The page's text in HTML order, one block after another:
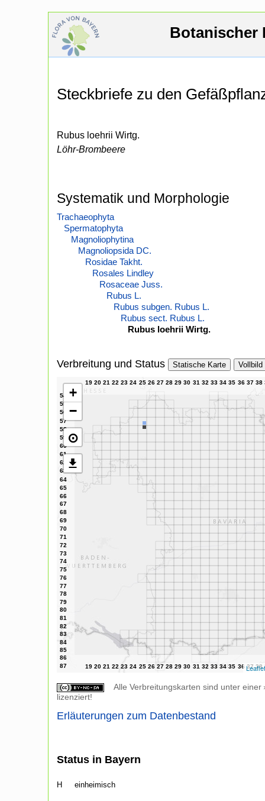
Botanischer
Steckbriefe zu den
Rubus loehrii Wirtg.
Löhr-Brombeere
Systematik und Morphologie
Trachaeophyta
Spermatophyta
Magnoliophytina
Magnoliopsida DC.
Rosidae Takht.
Rosales Lindley
Rosaceae Juss.
Rubus L.
Rubus subgen. Rubus L.
Rubus sect. Rubus L.
Rubus loehrii Wirtg.
Verbreitung und Status Statische Karte Vollbild
+
−
⊙
Leaflet
Alle Verbreitungskarten sind unter einer
lizenziert!
Erläuterungen zum Datenbestand
Status in Bayern
H einheimisch